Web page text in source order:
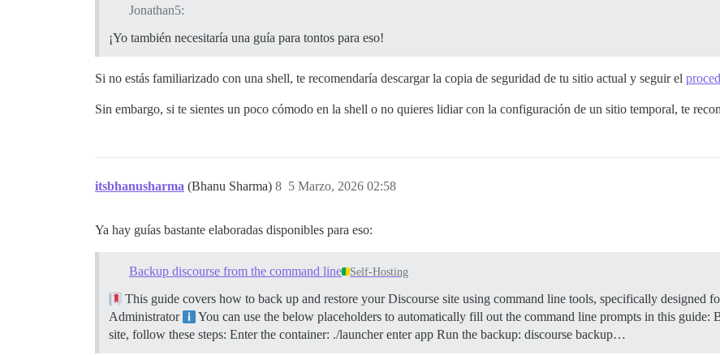
Jonathan5:
¡Yo también necesitaría una guía para tontos para eso!
Si no estás familiarizado con una shell, te recomendaría descargar la copia de seguridad de tu sitio actual y seguir el
Sin embargo, si te sientes un poco cómodo en la shell o no quieres lidiar con la configuración de un sitio temporal, te
itsbhanusharma (Bhanu Sharma) 5 Marzo, 2026 02:58
8
Ya hay guías bastante elaboradas disponibles para eso:
Backup discourse from the command line Self-Hosting
This guide covers how to back up and restore your Discourse site using command line tools, specifically designed
Administrator
You can use the below placeholders to automatically fill out the command line prompts in this guide:
site, follow these steps: Enter the container: ./launcher enter app Run the backup: discourse backup…